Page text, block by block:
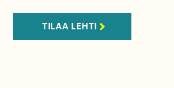
TILAA LEHTI